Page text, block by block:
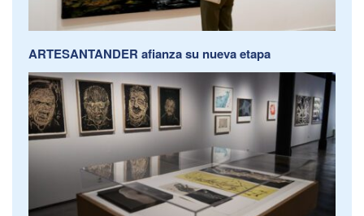
ARTESANTANDER afianza su nueva etapa